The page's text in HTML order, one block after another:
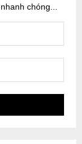
chóng...